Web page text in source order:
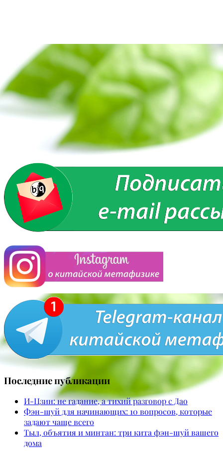
Последние публикации
И-Цзин: не гадание, а тихий разговор с Дао
Фэн-шуй для начинающих: 10 вопросов, которые
задают чаще всего
Тыл, объятия и минтан: три кита фэн-шуй вашего
дома